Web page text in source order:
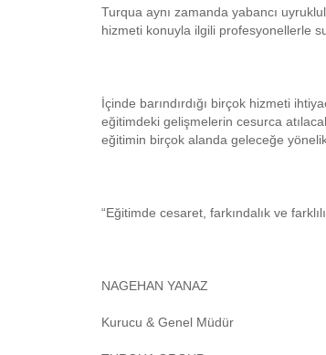
Turqua aynı zamanda yabancı
hizmeti konuyla ilgili profesyonellerle
İçinde barındırdığı birçok hizmeti
eğitimdeki gelişmelerin cesurca
eğitimin birçok alanda geleceğe
“Eğitimde cesaret, farkındalık ve
NAGEHAN YANAZ
Kurucu & Genel Müdür